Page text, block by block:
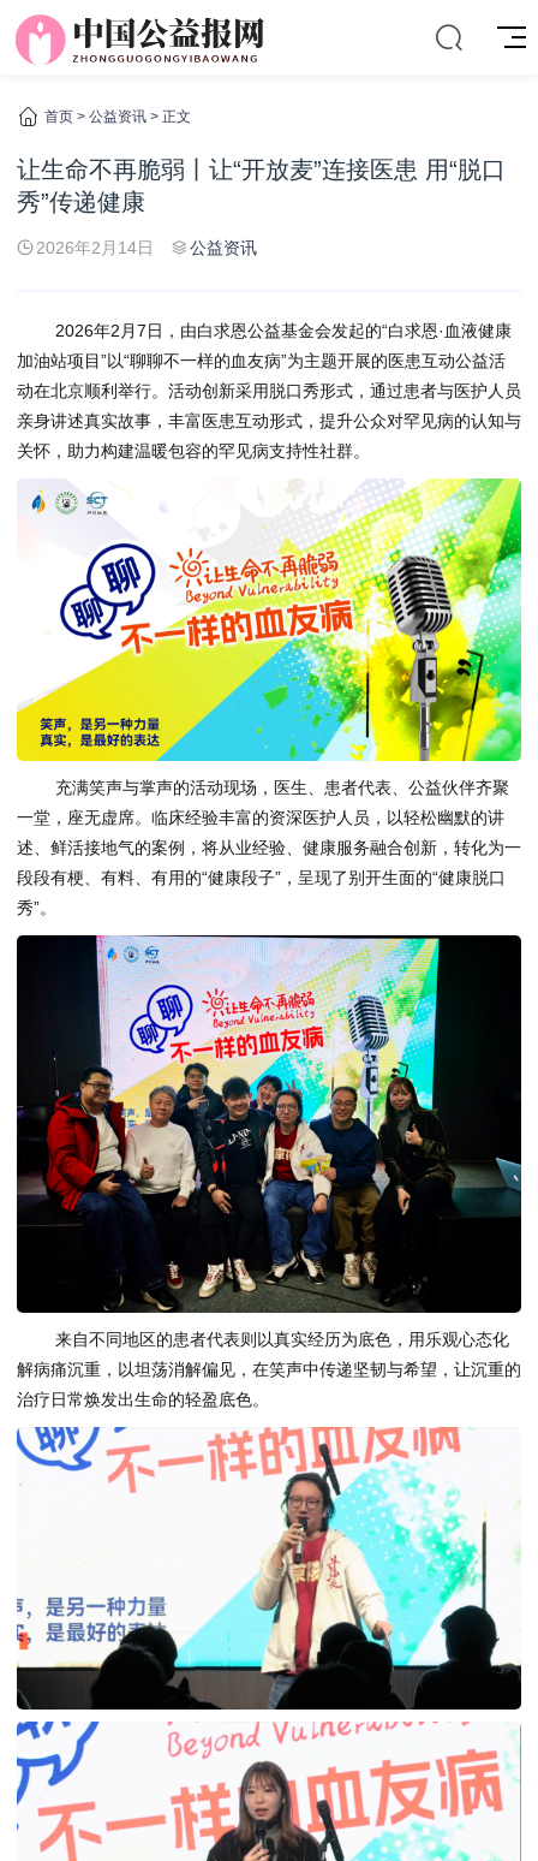
首页 > 公益资讯 > 正文
让生命不再脆弱丨让“开放麦”连接医患 用“脱口
秀”传递健康
2026年2月14日 公益资讯
2026年2月7日，由白求恩公益基金会发起的“白求恩·血液健康
加油站项目”以“聊聊不一样的血友病”为主题开展的医患互动公益活
动在北京顺利举行。活动创新采用脱口秀形式，通过患者与医护人员
亲身讲述真实故事，丰富医患互动形式，提升公众对罕见病的认知与
关怀，助力构建温暖包容的罕见病支持性社群。
充满笑声与掌声的活动现场，医生、患者代表、公益伙伴齐聚
一堂，座无虚席。临床经验丰富的资深医护人员，以轻松幽默的讲
述、鲜活接地气的案例，将从业经验、健康服务融合创新，转化为一
段段有梗、有料、有用的“健康段子”，呈现了别开生面的“健康脱口
秀”。
来自不同地区的患者代表则以真实经历为底色，用乐观心态化
解病痛沉重，以坦荡消解偏见，在笑声中传递坚韧与希望，让沉重的
治疗日常焕发出生命的轻盈底色。